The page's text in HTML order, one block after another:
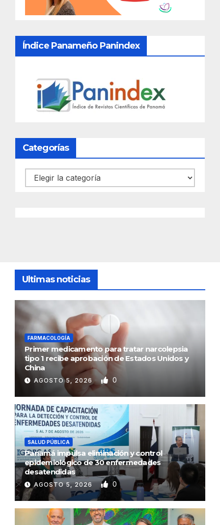
Índice Panameño Panindex
Categorías
Categorías
Ultimas noticias
FARMACOLOGÍA
Primer medicamento para tratar narcolepsia
tipo 1 recibe aprobación de Estados Unidos y
China
AGOSTO 5, 2026 0
SALUD PÚBLICA
Panamá impulsa eliminación y control
epidemiológico de 30 enfermedades
desatendidas
AGOSTO 5, 2026 0